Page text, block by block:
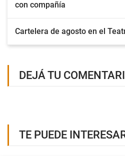
con compañía
Cartelera de agosto en el
DEJÁ TU
TE PUEDE